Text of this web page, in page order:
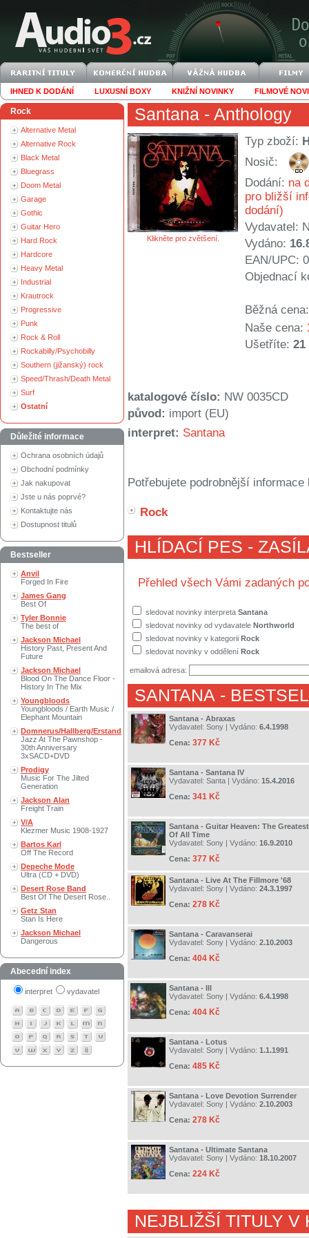
IHNED K DODÁNÍ LUXUSNÍ BOXY KNIŽNÍ NOVINKY FILMOVÉ
Rock
Alternative Metal
Alternative Rock
Black Metal
Bluegrass
Doom Metal
Garage
Gothic
Guitar Hero
Hard Rock
Hardcore
Heavy Metal
Industrial
Krautrock
Progressive
Punk
Rock & Roll
Rockabilly/Psychobilly
Southern (jižanský) rock
Speed/Thrash/Death Metal
Surf
Ostatní
Důležité informace
Ochrana osobních údajů
Obchodní podmínky
Jak nakupovat
Jste u nás poprvé?
Kontaktujte nás
Dostupnost titulů
Bestseller
Anvil
Forged In Fire
James Gang
Best Of
Tyler Bonnie
The best of
Jackson Michael
History Past, Present And
Future
Jackson Michael
Blood On The Dance Floor -
History In The Mix
Youngbloods
Youngbloods / Earth Music /
Elephant Mountain
Domnerus/Hallberg/Erstand
Jazz At The Pawnshop -
30th Anniversary
3xSACD+DVD
Prodigy
Music For The Jilted
Generation
Jackson Alan
Freight Train
V/A
Klezmer Music 1908-1927
Bartos Karl
Off The Record
Depeche Mode
Ultra (CD + DVD)
Desert Rose Band
Best Of The Desert Rose..
Getz Stan
Stan Is Here
Jackson Michael
Dangerous
Abecední index
interpret vydavatel
Santana - Anthology
Klikněte pro zvětšení.
Typ zboží:
Nosič:
Dodání: na
pro bližší
dodání)
Vydavatel:
Vydáno:
EAN/UPC:
Objednací
Běžná cena:
Naše cena:
Ušetříte: 21
katalogové číslo: NW 0035CD
původ: import (EU)
interpret: Santana
Potřebujete podrobnější
Rock
HLÍDACÍ PES -
Přehled všech Vámi zadaných
sledovat novinky interpreta Santana
sledovat novinky od vydavatele Northworld
sledovat novinky v kategorii Rock
sledovat novinky v oddělení Rock
emailová adresa:
SANTANA -
Santana - Abraxas
Vydavatel: Sony | Vydáno: 6.4.1998
Cena: 377 Kč
Santana - Santana IV
Vydavatel: Santa | Vydáno: 15.4.2016
Cena: 341 Kč
Santana - Guitar Heaven: The
Of All Time
Vydavatel: Sony | Vydáno: 16.9.2010
Cena: 377 Kč
Santana - Live At The Fillmore '68
Vydavatel: Sony | Vydáno: 24.3.1997
Cena: 278 Kč
Santana - Caravanserai
Vydavatel: Sony | Vydáno: 2.10.2003
Cena: 404 Kč
Santana - III
Vydavatel: Sony | Vydáno: 6.4.1998
Cena: 404 Kč
Santana - Lotus
Vydavatel: Sony | Vydáno: 1.1.1991
Cena: 485 Kč
Santana - Love Devotion Surrender
Vydavatel: Sony | Vydáno: 2.10.2003
Cena: 278 Kč
Santana - Ultimate Santana
Vydavatel: Sony | Vydáno: 18.10.2007
Cena: 224 Kč
NEJBLIŽŠÍ TITULY V